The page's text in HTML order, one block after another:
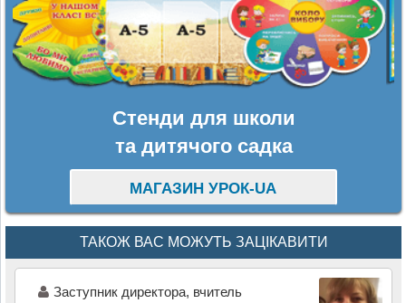
Стенди для школи
та дитячого садка
МАГАЗИН УРОК-UA
ТАКОЖ ВАС МОЖУТЬ ЗАЦІКАВИТИ
Заступник директора, вчитель